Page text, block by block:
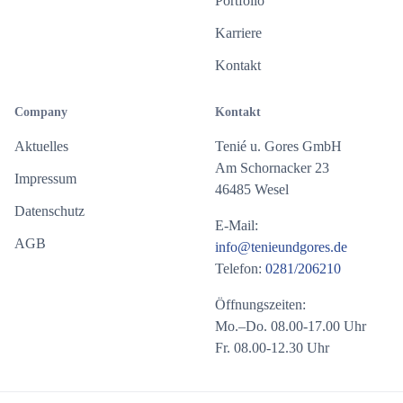
Karriere
Kontakt
Company
Aktuelles
Impressum
Datenschutz
AGB
Kontakt
Tenié u. Gores GmbH
Am Schornacker 23
46485 Wesel
E-Mail:
info@tenieundgores.de
Telefon: 0281/206210
Öffnungszeiten:
Mo.–Do. 08.00-17.00 Uhr
Fr. 08.00-12.30 Uhr